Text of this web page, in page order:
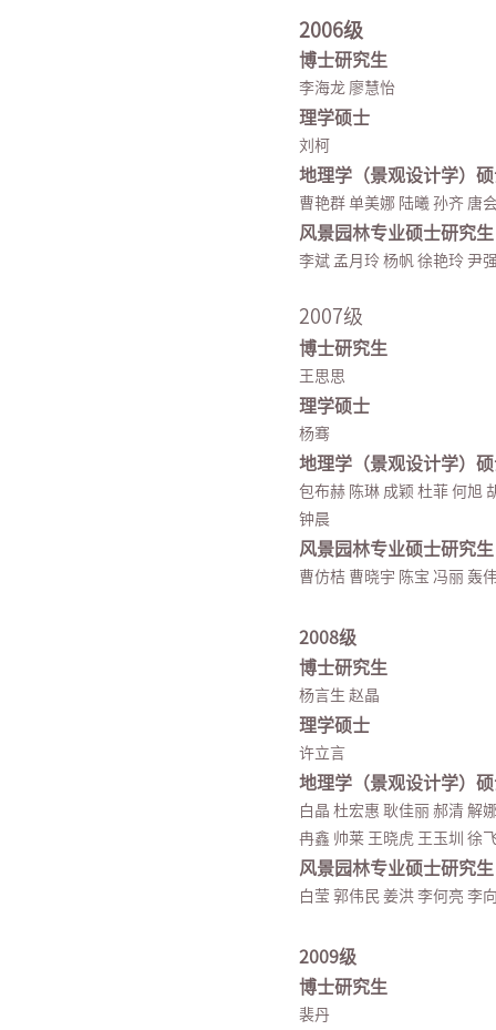
2006级
博士研究生
李海龙 廖慧怡
理学硕士
刘柯
地理学（景观设计学）
曹艳群 单美娜 陆曦 孙齐 唐
风景园林专业硕士研究
李斌 孟月玲 杨帆 徐艳玲 尹
2007级
博士研究生
王思思
理学硕士
杨骞
地理学（景观设计学）
包布赫 陈琳 成颖 杜菲 何旭
钟晨
风景园林专业硕士研究
曹仿桔 曹晓宇 陈宝 冯丽 轰
2008级
博士研究生
杨言生 赵晶
理学硕士
许立言
地理学（景观设计学）
白晶 杜宏惠 耿佳丽 郝清 解
冉鑫 帅莱 王晓虎 王玉圳 徐
风景园林专业硕士研究
白莹 郭伟民 姜洪 李何亮 李
2009级
博士研究生
裴丹